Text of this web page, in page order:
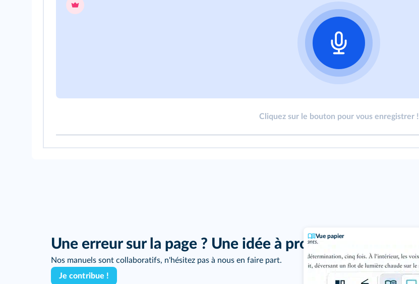
Vue papier
Cliquez sur le bouton pour vous enregistrer !
Une erreur sur la page ? Une idée à proposer ?
Nos manuels sont collaboratifs, n'hésitez pas à nous en faire part.
Je contribue !